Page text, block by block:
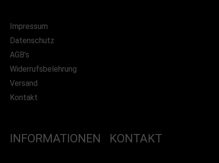
Impressum
Datenschutz
AGB’s
Widerrufsbelehrung
Versand
Kontakt
INFORMATIONEN KONTAKT